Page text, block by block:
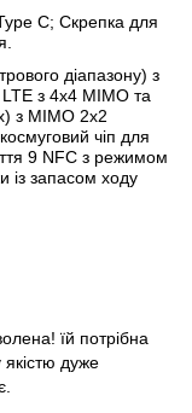
C; Скрепка для
діапазону) з
з 4x4 MIMO та
з MIMO 2x2
чіп для
9 NFC з режимом
із запасом ходу
їй потрібна
дуже